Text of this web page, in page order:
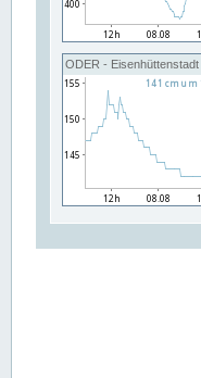
ODER - Eisenhüttenstadt